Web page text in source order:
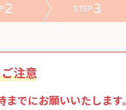
2 STEP3
注意
でにお願いいたします。